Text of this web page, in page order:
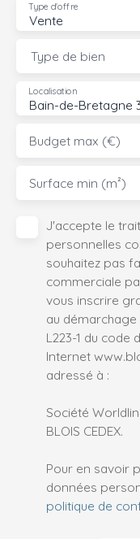
Vente
Type d'offre
Type de bien
Bain-de-Bretagne
Localisation
Budget max (€)
Surface min (m²)
J'accepte le
personnelles
souhaitez pas
commerciale
vous inscrire
au
L223-1 du code
Internet
adressé à :
Société
BLOIS CEDEX.
Pour en savoir
données
politique de